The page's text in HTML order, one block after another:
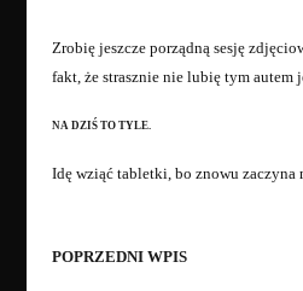
Zrobię jeszcze porządną sesję
fakt, że strasznie nie lubię tym autem
NA DZIŚ TO TYLE.
Idę wziąć tabletki, bo znowu zaczyna
POPRZEDNI WPIS